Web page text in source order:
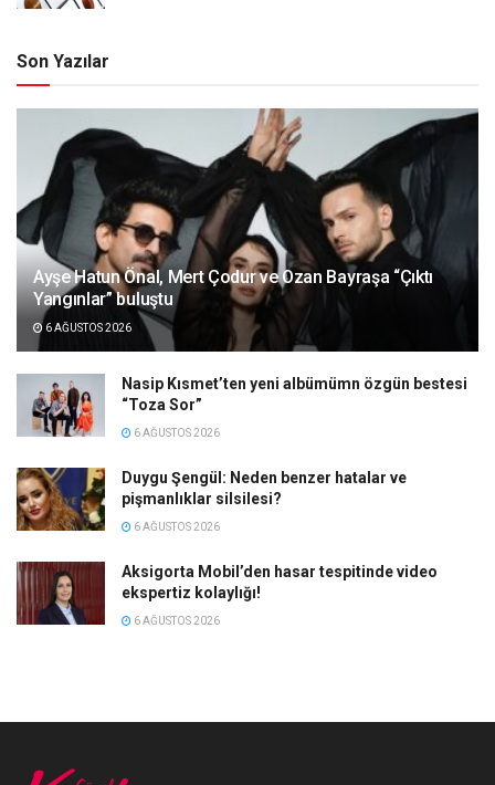
Son Yazılar
Ayşe Hatun Önal, Mert Çodur ve Ozan Bayraşa “Çıktı
Yangınlar” buluştu
6 AĞUSTOS 2026
Nasip Kısmet’ten yeni albümümn özgün bestesi
“Toza Sor”
6 AĞUSTOS 2026
Duygu Şengül: Neden benzer hatalar ve
pişmanlıklar silsilesi?
6 AĞUSTOS 2026
Aksigorta Mobil’den hasar tespitinde video
ekspertiz kolaylığı!
6 AĞUSTOS 2026